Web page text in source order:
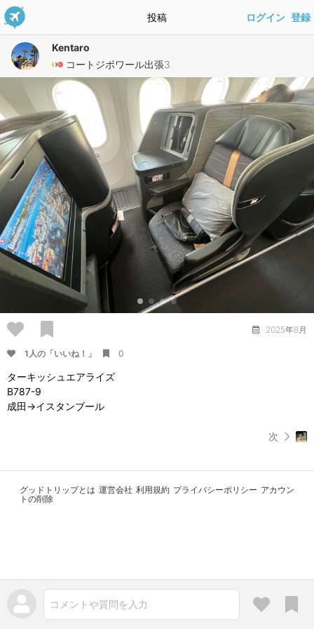
投稿 ログイン 登録
Kentaro
コートジボワール出張3
2025年8月
1人の「いいね！」 0
ターキッシュエアライズ
B787-9
成田→イスタンブール
次
コメントや質問を入力
グッドトリップとは 運営会社 利用規約 プライバシーポリシー アカウン
トの削除